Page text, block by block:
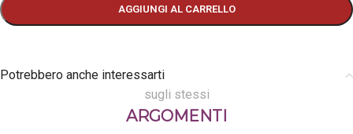
AGGIUNGI AL CARRELLO
Potrebbero anche interessarti
sugli stessi
ARGOMENTI